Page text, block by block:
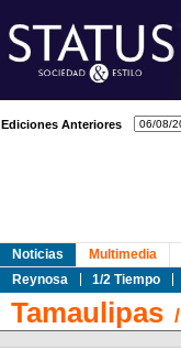
Ediciones Anteriores
Noticias
Reynosa
1/2 Tiempo
Multimedia
Tamaulipas/